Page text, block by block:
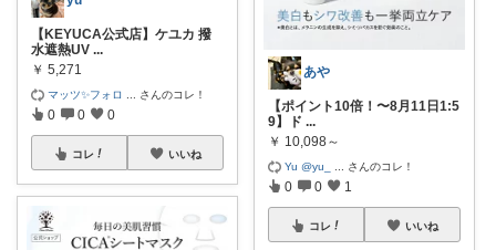
【KEYUCA公式店】ケユカ 撥
水遮熱UV ...
￥ 5,271
マッツ✨フォロ さんのコレ！
0 0 0
コレ いいね
あや
【ポイント10倍！〜8月11日1:5
9】ド ...
￥ 10,098～
Yu @yu_ さんのコレ！
0 0 1
コレ いいね